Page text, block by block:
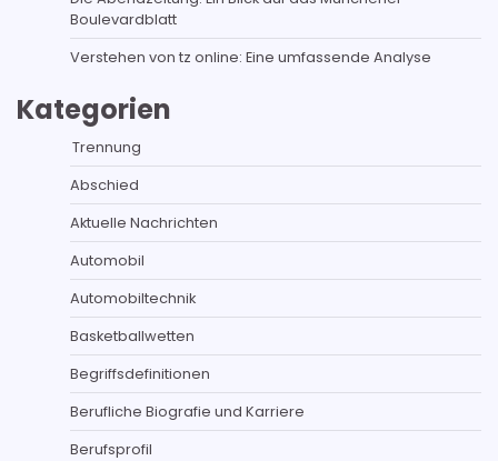
Boulevardblatt
Verstehen von tz online: Eine umfassende Analyse
Kategorien
Trennung
Abschied
Aktuelle Nachrichten
Automobil
Automobiltechnik
Basketballwetten
Begriffsdefinitionen
Berufliche Biografie und Karriere
Berufsprofil